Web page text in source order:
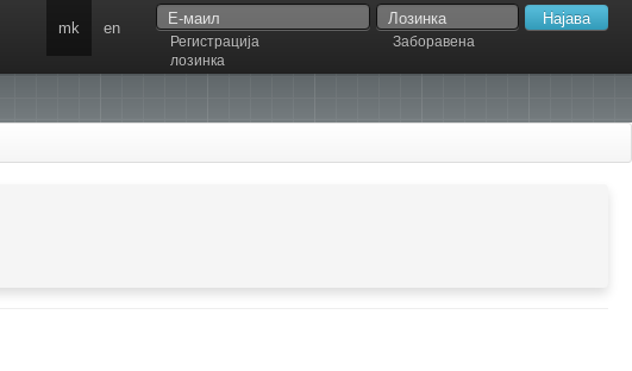
Регистрација
Заборавена
лозинка
mk en